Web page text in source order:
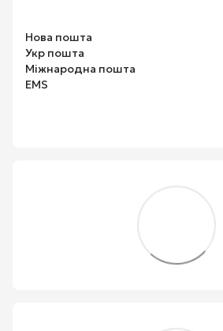
Нова пошта
Укр пошта
Міжнародна пошта
EMS